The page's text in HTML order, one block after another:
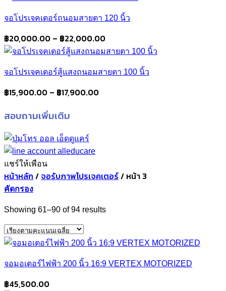
฿37,000.00
through
฿39,000.00
จอโปรเจคเตอร์ถนอมสายตา 120 นิ้ว
฿20,000.00 – ฿22,000.00Price
range:
฿20,000.00
through
จอโปรเจคเตอร์สู้แสงถนอมสายตา 100 นิ้ว
฿15,900.00 – ฿17,900.00Price
สอบถามเพิ่มเติม
แชร์ให้เพือน
หน้าหลัก / จอรับภาพโปรเจคเตอร์/ หน้า 3
คัดกรอง
Showing 61–90 of 94 resultsSorted
rating
จอมอเตอร์ไฟฟ้า 200 นิ้ว 16:9 VERTEX MOTORIZED
฿45,500.00